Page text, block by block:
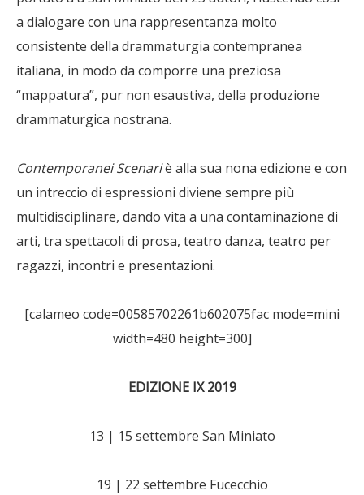
a dialogare con una rappresentanza molto
consistente della drammaturgia contempranea
italiana, in modo da comporre una preziosa
“mappatura”, pur non esaustiva, della produzione
drammaturgica nostrana.
Contemporanei Scenariè alla sua nona edizione e con
un intreccio di espressioni diviene sempre più
multidisciplinare, dando vita a una contaminazione di
arti, tra spettacoli di prosa, teatro danza, teatro per
ragazzi, incontri e presentazioni.
[calameo code=00585702261b602075fac mode=mini
width=480 height=300]
EDIZIONE IX 2019
13 | 15 settembre San Miniato
19 | 22 settembre Fucecchio